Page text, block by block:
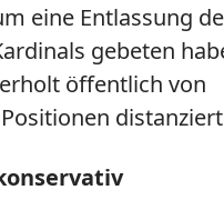
eine Entlassung
gebeten
öffentlich von